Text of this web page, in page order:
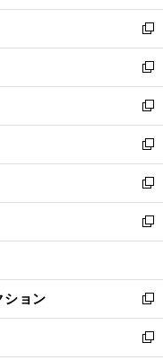
開
く
ウ
で
開
く
ン
ド
ウ
で
開
く
新
し
い
ウ
ィ
ン
ド
ウ
で
開
く
新
し
い
ウ
ィ
ン
ド
ウ
で
開
新
し
い
ウ
ィ
ン
ド
ウ
開
く
新
し
い
ウ
ィ
ン
ウ
で
開
く
新
し
い
ウ
ン
ド
ウ
で
開
新
し
ウ
ィ
ン
ド
ション
新
し
い
新